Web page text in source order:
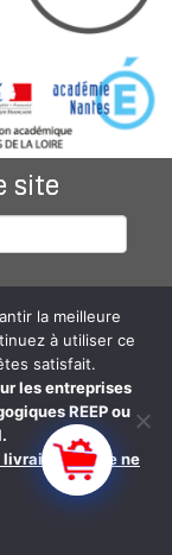
site
du site.
Propulsé par
la meilleure
à utiliser ce
satisfait.
les entreprises
REEP ou
livraison réelle ne